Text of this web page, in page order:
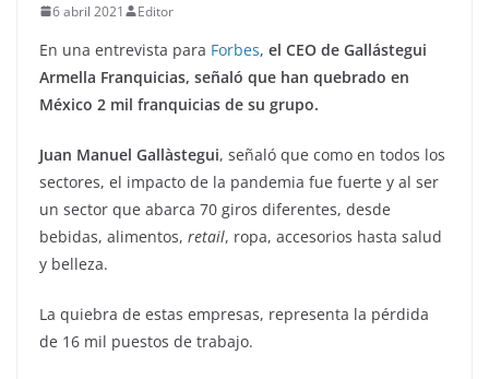
6 abril 2021 Editor
En una entrevista para Forbes, el CEO de Gallástegui
Armella Franquicias, señaló que han quebrado en
México 2 mil franquicias de su grupo.
Juan Manuel Gallàstegui, señaló que como en todos los
sectores, el impacto de la pandemia fue fuerte y al ser
un sector que abarca 70 giros diferentes, desde
bebidas, alimentos, retail, ropa, accesorios hasta salud
y belleza.
La quiebra de estas empresas, representa la pérdida
de 16 mil puestos de trabajo.